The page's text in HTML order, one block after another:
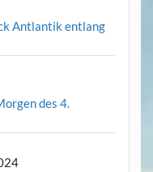
Antlantik entlang
des 4.